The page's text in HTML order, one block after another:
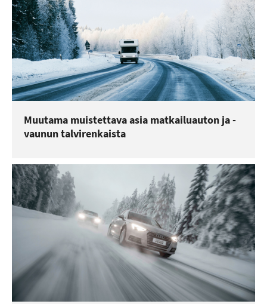
Muutama muistettava asia matkailuauton ja -
vaunun talvirenkaista